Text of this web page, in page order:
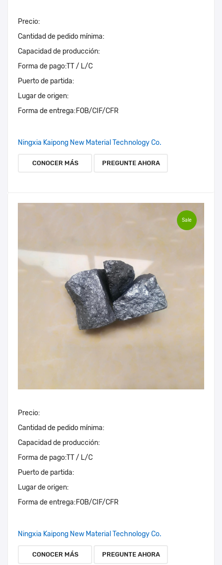
Precio:
Cantidad de pedido mínima:
Capacidad de producción:
Forma de pago:TT / L/C
Puerto de partida:
Lugar de origen:
Forma de entrega:FOB/CIF/CFR
Ningxia Kaipong New Material Technology Co.
CONOCER MÁS PREGUNTE AHORA
Sale
Precio:
Cantidad de pedido mínima:
Capacidad de producción:
Forma de pago:TT / L/C
Puerto de partida:
Lugar de origen:
Forma de entrega:FOB/CIF/CFR
Ningxia Kaipong New Material Technology Co.
CONOCER MÁS PREGUNTE AHORA